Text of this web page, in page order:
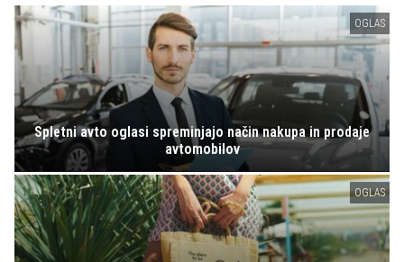
OGLAS
Spletni avto oglasi spreminjajo način nakupa in prodaje
avtomobilov
OGLAS